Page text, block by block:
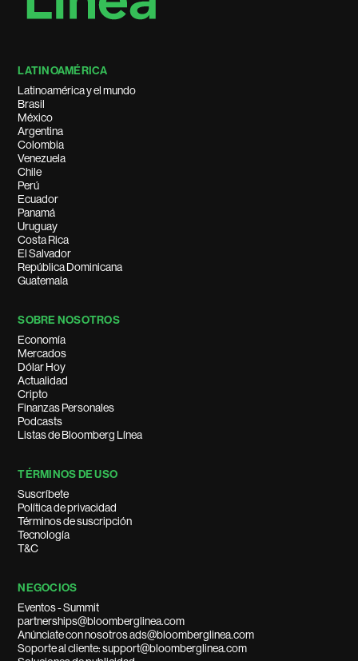
LATINOAMÉRICA
Latinoamérica y el mundo
Brasil
México
Argentina
Colombia
Venezuela
Chile
Perú
Ecuador
Panamá
Uruguay
Costa Rica
El Salvador
República Dominicana
Guatemala
SOBRE NOSOTROS
Economía
Mercados
Dólar Hoy
Actualidad
Cripto
Finanzas Personales
Podcasts
Listas de Bloomberg Línea
TÉRMINOS DE USO
Suscríbete
Política de privacidad
Términos de suscripción
Tecnología
T&C
NEGOCIOS
Eventos - Summit
partnerships@bloomberglinea.com
Anúnciate con nosotros ads@bloomberglinea.com
Soporte al cliente: support@bloomberglinea.com